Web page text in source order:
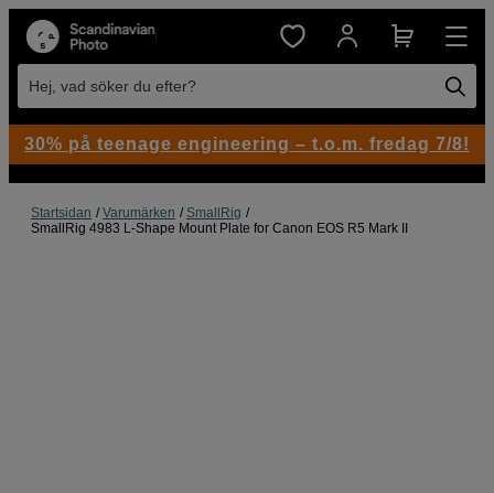
Hej, vad söker du efter?
Startsidan Varumärken
SmallRig
SmallRig 4983 L-Shape Mount Plate for Canon EOS R5 Mark II
30% på teenage engineering – t.o.m. fredag 7/8!